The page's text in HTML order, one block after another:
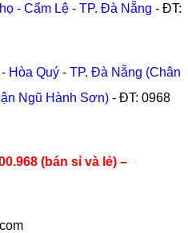
- Cẩm Lệ - TP. Đà Nẵng - ĐT:
Hòa Quý - TP. Đà Nẵng (Chân
Ngũ Hành Sơn) - ĐT: 0968
(bán sỉ và lẻ) –